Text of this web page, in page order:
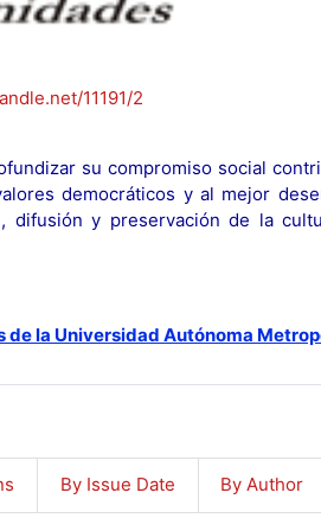
11191/2
su compromiso social
democráticos y al mejor
difusión y preservación de la
la Universidad Autónoma
By Issue Date By Author